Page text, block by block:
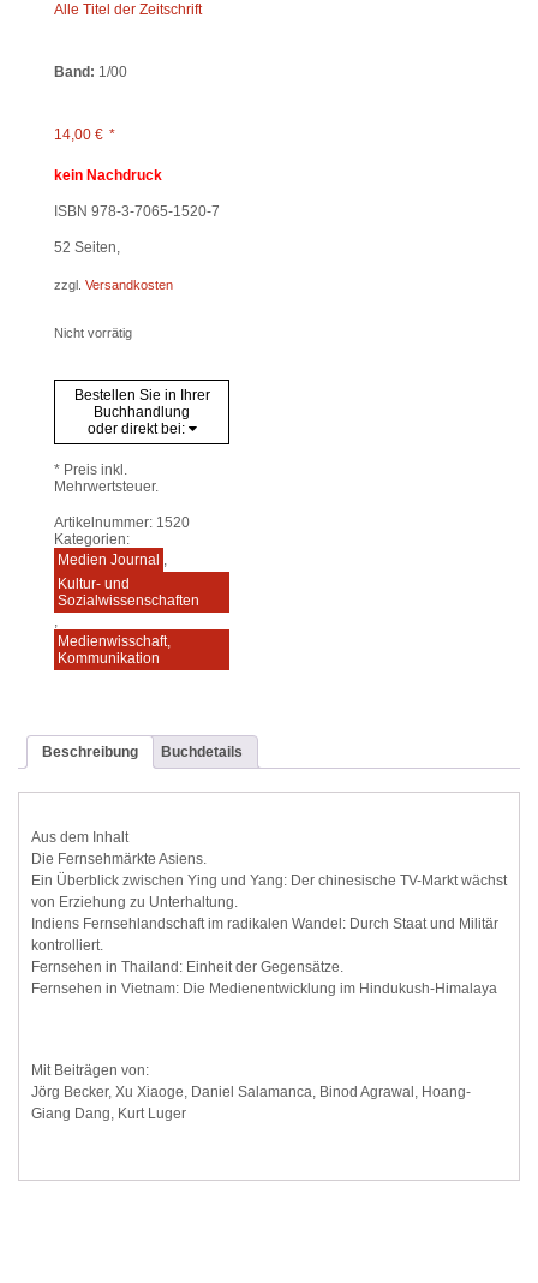
Alle Titel der Zeitschrift
Band: 1/00
14,00 € *
kein Nachdruck
ISBN 978-3-7065-1520-7
52 Seiten,
zzgl. Versandkosten
Nicht vorrätig
Bestellen Sie in Ihrer
Buchhandlung
oder direkt bei:
* Preis inkl.
Mehrwertsteuer.
Artikelnummer: 1520
Kategorien:
Medien Journal ,
Kultur- und
Sozialwissenschaften
,
Medienwisschaft,
Kommunikation
Beschreibung Buchdetails
Aus dem Inhalt
Die Fernsehmärkte Asiens.
Ein Überblick zwischen Ying und Yang: Der chinesische TV-Markt wächst
von Erziehung zu Unterhaltung.
Indiens Fernsehlandschaft im radikalen Wandel: Durch Staat und Militär
kontrolliert.
Fernsehen in Thailand: Einheit der Gegensätze.
Fernsehen in Vietnam: Die Medienentwicklung im Hindukush-Himalaya
Mit Beiträgen von:
Jörg Becker, Xu Xiaoge, Daniel Salamanca, Binod Agrawal, Hoang-
Giang Dang, Kurt Luger